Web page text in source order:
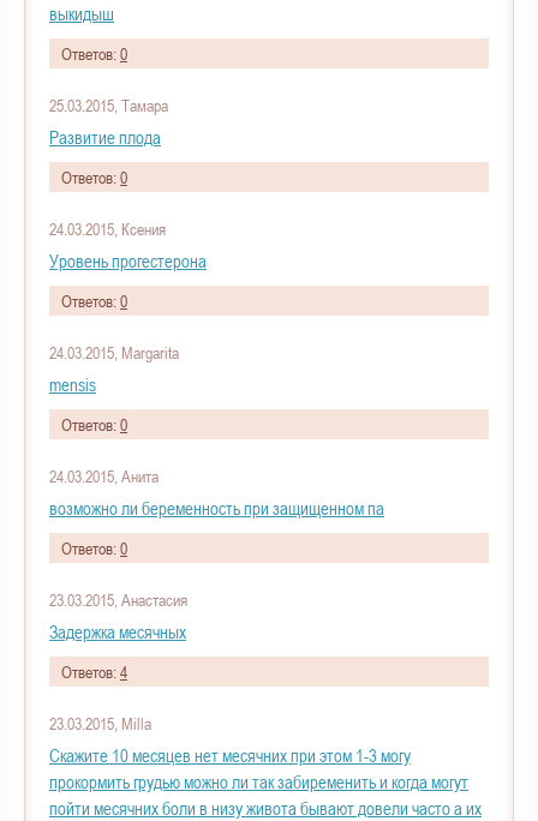
выкидыш
Ответов:0
25.03.2015, Тамара
Развитие плода
Ответов:0
24.03.2015, Ксения
Уровень прогестерона
Ответов:0
24.03.2015, Margarita
mensis
Ответов:0
24.03.2015, Анита
возможно ли беременность при защищенном па
Ответов:0
23.03.2015, Анастасия
Задержка месячных
Ответов:4
23.03.2015, Milla
Скажите 10 месяцев нет месячних при этом 1-3 могу
прокормить грудью можно ли так забиременить и когда могут
пойти месячних боли в низу живота бывают довели часто а их